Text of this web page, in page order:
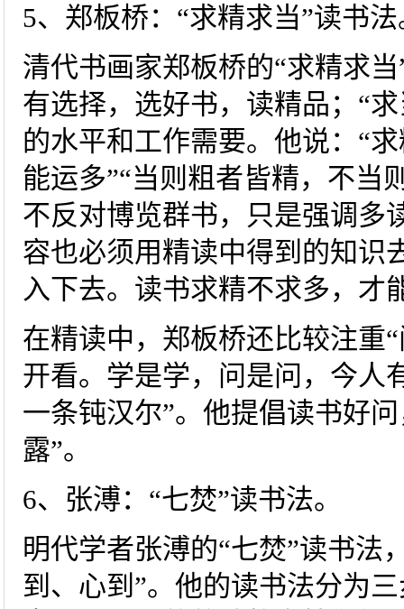
5、郑板桥：“求精求当”读书法
清代书画家郑板桥的“求精求
有选择，选好书，读精品；“
的水平和工作需要。他说：“
能运多”“当则粗者皆精，不当
不反对博览群书，只是强调多
容也必须用精读中得到的知识
入下去。读书求精不求多，才
在精读中，郑板桥还比较注重
开看。学是学，问是问，今人
一条钝汉尔”。他提倡读书好
露”。
6、张溥：“七焚”读书法。
明代学者张溥的“七焚”读书法
到、心到”。他的读书法分为